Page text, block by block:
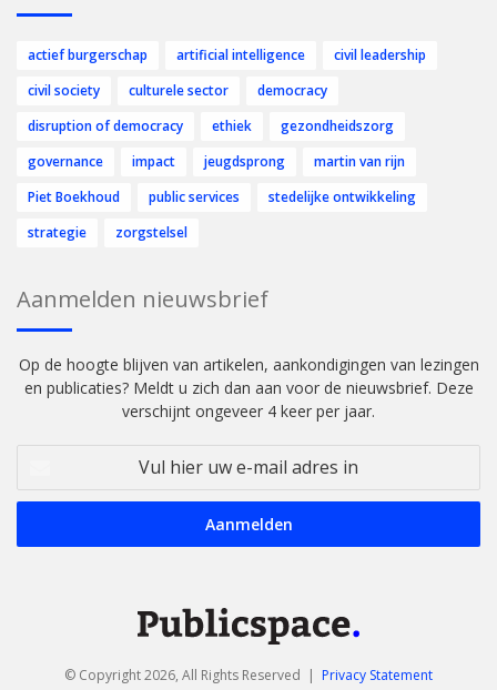
actief burgerschap artificial intelligence
civil leadership
civil society
culturele sector
democracy
disruption of democracy
ethiek
gezondheidszorg
governance
impact jeugdsprong
martin van rijn
Piet Boekhoud
public services
stedelijke ontwikkeling
strategie
zorgstelsel
Aanmelden nieuwsbrief
Op de hoogte blijven van artikelen, aankondigingen van lezingen
en publicaties? Meldt u zich dan aan voor de nieuwsbrief. Deze
verschijnt ongeveer 4 keer per jaar.
uw
mail
© Copyright 2026, All Rights Reserved | Privacy Statement